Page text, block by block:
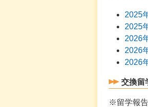
2025
2025
2026
2026
2026
交換
※留学報